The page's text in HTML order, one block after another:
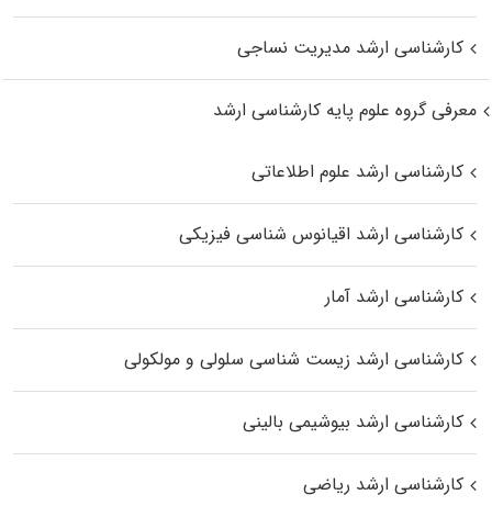
کارشناسی ارشد مدیریت نساجی
معرفی گروه علوم پایه کارشناسی ارشد
کارشناسی ارشد علوم اطلاعاتی
کارشناسی ارشد اقیانوس‌ شناسی فیزیکی
کارشناسی ارشد آمار
کارشناسی ارشد زیست شناسی سلولی و مولکولی
کارشناسی ارشد بیوشیمی بالینی
کارشناسی ارشد ریاضی